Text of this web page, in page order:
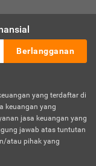
Berlangganan
yang terdaftar di
keuangan yang
jasa keuangan yang
jawab atas tuntutan
atau pihak yang